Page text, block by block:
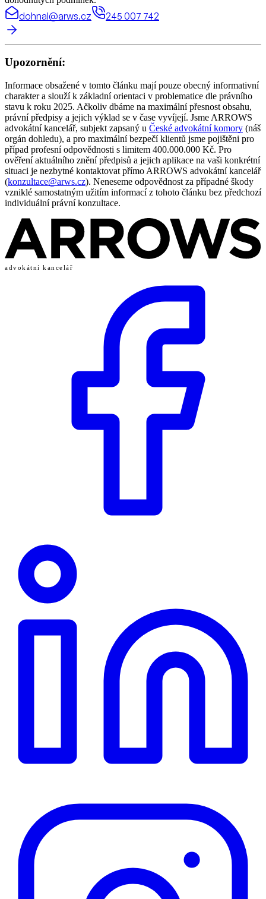
dohnal@arws.cz 245 007 742
Upozornění:
Informace obsažené v tomto článku mají pouze obecný informativní
charakter a slouží k základní orientaci v problematice dle právního
stavu k roku 2025. Ačkoliv dbáme na maximální přesnost obsahu,
právní předpisy a jejich výklad se v čase vyvíjejí. Jsme ARROWS
advokátní kancelář, subjekt zapsaný u České advokátní komory (náš
orgán dohledu), a pro maximální bezpečí klientů jsme pojištěni pro
případ profesní odpovědnosti s limitem 400.000.000 Kč. Pro
ověření aktuálního znění předpisů a jejich aplikace na vaši konkrétní
situaci je nezbytné kontaktovat přímo ARROWS advokátní kancelář
(konzultace@arws.cz). Neneseme odpovědnost za případné škody
vzniklé samostatným užitím informací z tohoto článku bez předchozí
individuální právní konzultace.
advokátní kancelář